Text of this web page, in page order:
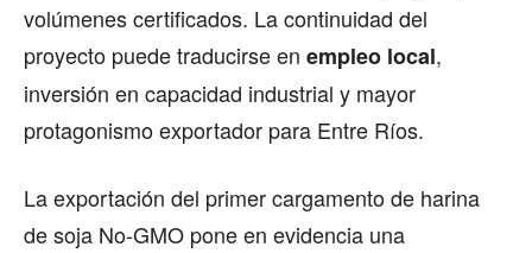
volúmenes certificados. La continuidad del
proyecto puede traducirse en empleo local,
inversión en capacidad industrial y mayor
protagonismo exportador para Entre Ríos.
La exportación del primer cargamento de harina
de soja No-GMO pone en evidencia una